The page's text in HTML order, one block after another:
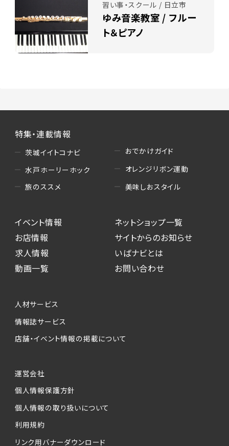
習い事・スクール / 日立市
ゆみ音楽教室 / フルー
ト＆ピアノ
特集・連載情報
茨城イイトコナビ
水戸ホーリーホック
旅のススメ
おでかけガイド
オレンジリボン運動
美味しおスタイル
イベント情報
お店情報
求人情報
動画一覧
ネットショップ一覧
サイトからのお知らせ
いばナビとは
お問い合わせ
人材サービス
情報誌サービス
店舗・イベント情報の掲載について
運営会社
個人情報保護方針
個人情報の取り扱いについて
利用規約
リンク用バナーダウンロード